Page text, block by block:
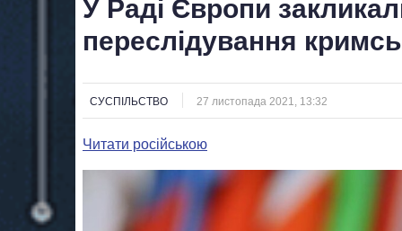
У Раді Європи
переслідування
СУСПІЛЬСТВО 27 листопада 2021, 13:32
Читати російською